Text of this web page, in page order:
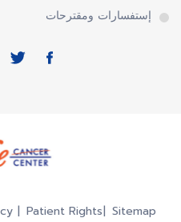
إستفسارات ومقترحات
Sitemap
Patient Rights